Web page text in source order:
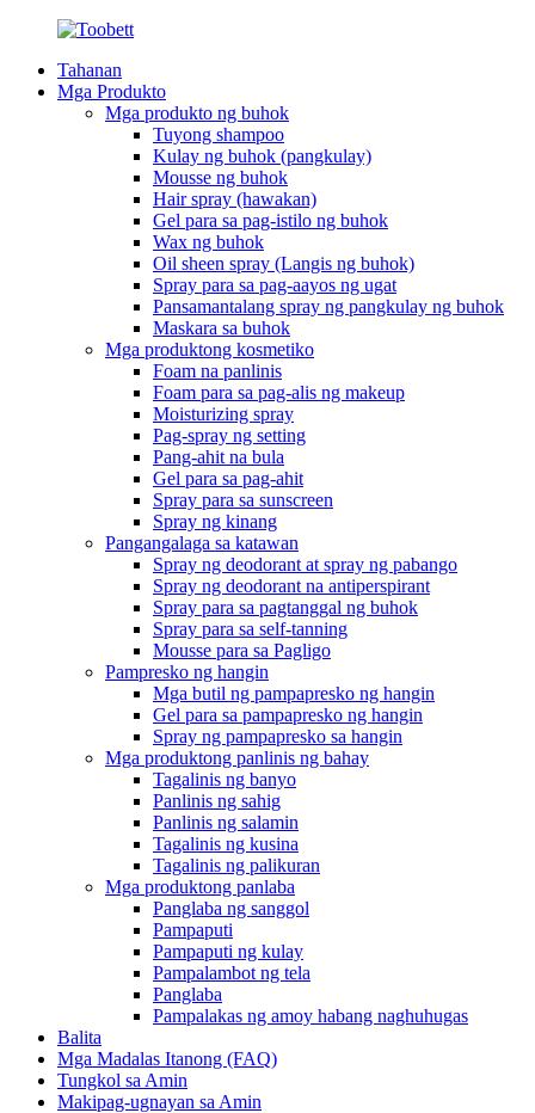
Tahanan
Mga Produkto
Mga produkto ng buhok
Tuyong shampoo
Kulay ng buhok (pangkulay)
Mousse ng buhok
Hair spray (hawakan)
Gel para sa pag-istilo ng buhok
Wax ng buhok
Oil sheen spray (Langis ng buhok)
Spray para sa pag-aayos ng ugat
Pansamantalang spray ng pangkulay ng buhok
Maskara sa buhok
Mga produktong kosmetiko
Foam na panlinis
Foam para sa pag-alis ng makeup
Moisturizing spray
Pag-spray ng setting
Pang-ahit na bula
Gel para sa pag-ahit
Spray para sa sunscreen
Spray ng kinang
Pangangalaga sa katawan
Spray ng deodorant at spray ng pabango
Spray ng deodorant na antiperspirant
Spray para sa pagtanggal ng buhok
Spray para sa self-tanning
Mousse para sa Pagligo
Pampresko ng hangin
Mga butil ng pampapresko ng hangin
Gel para sa pampapresko ng hangin
Spray ng pampapresko sa hangin
Mga produktong panlinis ng bahay
Tagalinis ng banyo
Panlinis ng sahig
Panlinis ng salamin
Tagalinis ng kusina
Tagalinis ng palikuran
Mga produktong panlaba
Panglaba ng sanggol
Pampaputi
Pampaputi ng kulay
Pampalambot ng tela
Panglaba
Pampalakas ng amoy habang naghuhugas
Balita
Mga Madalas Itanong (FAQ)
Tungkol sa Amin
Makipag-ugnayan sa Amin